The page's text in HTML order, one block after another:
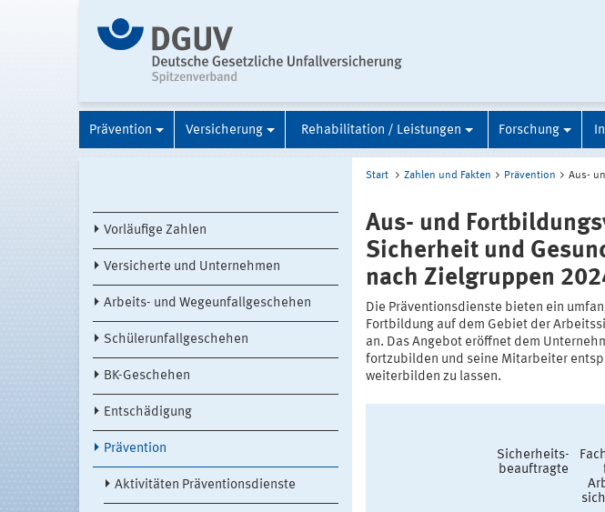
Prävention Versicherung Rehabilitation / Leistungen Forschung
Vorläufige Zahlen
Versicherte und Unternehmen
Arbeits- und Wegeunfallgeschehen
Schülerunfallgeschehen
BK-Geschehen
Entschädigung
Prävention
Aktivitäten Präventionsdienste
Start Zahlen und Fakten Prävention Aus-
Aus- und
Sicherheit und
nach Zielgruppen
Die Präventionsdienste bieten ein
Fortbildung auf dem Gebiet der
an. Das Angebot eröffnet dem
fortzubilden und seine Mitarbeiter
weiterbilden zu lassen.
Sicherheits-
beauftragte